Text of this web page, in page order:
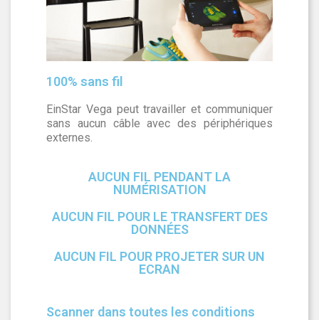
100% sans fil
EinStar Vega peut travailler et communiquer
sans aucun câble avec des périphériques
externes.
AUCUN FIL PENDANT LA
NUMÉRISATION
AUCUN FIL POUR LE TRANSFERT DES
DONNÉES
AUCUN FIL POUR PROJETER SUR UN
ECRAN
Scanner dans toutes les conditions